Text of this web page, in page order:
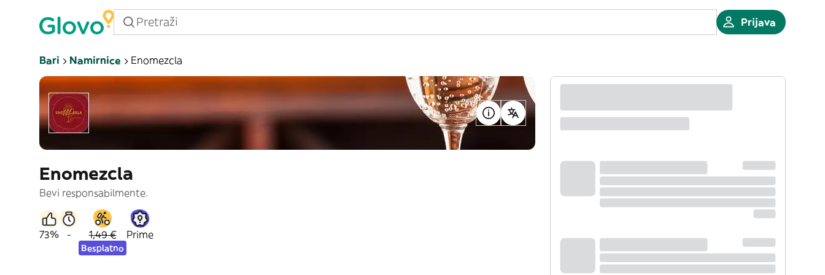
Prijava
Bari Namirnice Enomezcla
Enomezcla
Bevi responsabilmente.
73% - 1,49 €
Besplatno
Prime